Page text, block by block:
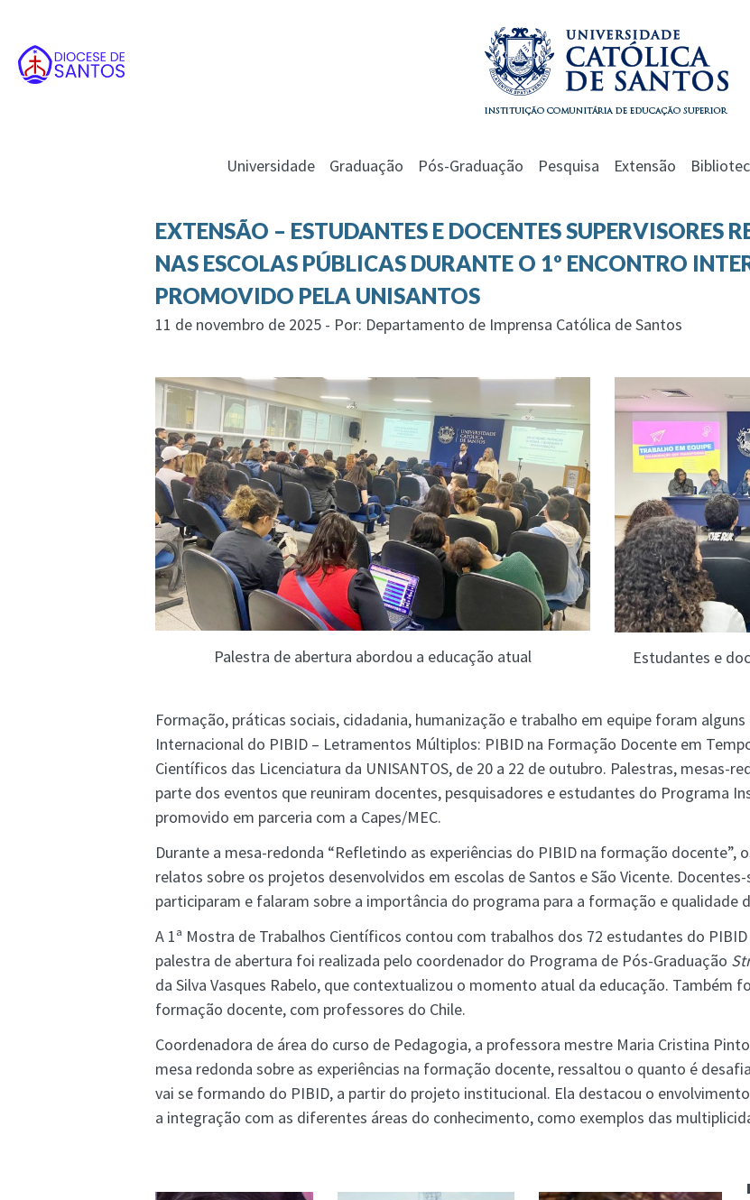
Universidade Graduação Pós-Graduação Pesquisa Extensão
EXTENSÃO – ESTUDANTES E DOCENTES SUPERVISORES
NAS ESCOLAS PÚBLICAS DURANTE O 1º ENCONTRO
PROMOVIDO PELA UNISANTOS
11 de novembro de 2025 - Por: Departamento de Imprensa Católica de Santos
Palestra de abertura abordou a educação atual Estudantes e
Formação, práticas sociais, cidadania, humanização e trabalho em equipe foram
Internacional do PIBID – Letramentos Múltiplos: PIBID na Formação Docente em
Científicos das Licenciatura da UNISANTOS, de 20 a 22 de outubro. Palestras, mesas-
parte dos eventos que reuniram docentes, pesquisadores e estudantes do Programa
promovido em parceria com a Capes/MEC.
Durante a mesa-redonda “Refletindo as experiências do PIBID na formação docente”,
relatos sobre os projetos desenvolvidos em escolas de Santos e São Vicente.
participaram e falaram sobre a importância do programa para a formação e qualidade
A 1ª Mostra de Trabalhos Científicos contou com trabalhos dos 72 estudantes do
palestra de abertura foi realizada pelo coordenador do Programa de Pós-Graduação
da Silva Vasques Rabelo, que contextualizou o momento atual da educação. Também
formação docente, com professores do Chile.
Coordenadora de área do curso de Pedagogia, a professora mestre Maria Cristina
mesa redonda sobre as experiências na formação docente, ressaltou o quanto é
vai se formando do PIBID, a partir do projeto institucional. Ela destacou o
a integração com as diferentes áreas do conhecimento, como exemplos das